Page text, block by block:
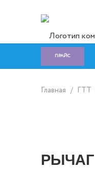
ПРАЙС
Главная / ГTT